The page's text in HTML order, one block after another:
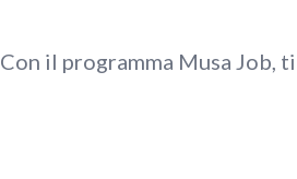
Con il programma Musa